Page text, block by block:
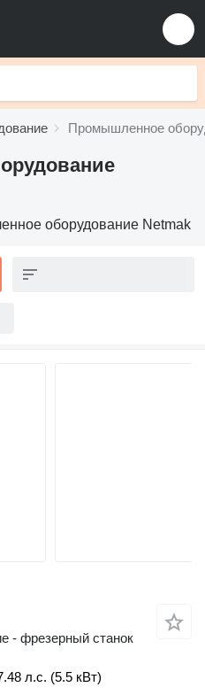
Промышленное
оборудование Netmak
- фрезерный станок
л.с. (5.5 кВт)